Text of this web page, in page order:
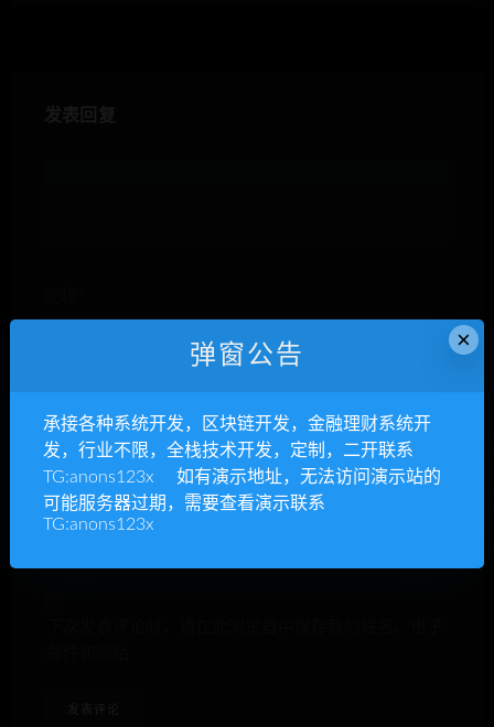
网站
×
弹窗公告
承接各种系统开发，区块链开发，金融理财系统开
发，行业不限，全栈技术开发，定制，二开联系
TG:anons123x 如有演示地址，无法访问演示站的
可能服务器过期，需要查看演示联系
TG:anons123x